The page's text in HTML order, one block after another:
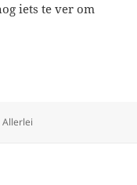
iets te ver om
Tags
Allerlei